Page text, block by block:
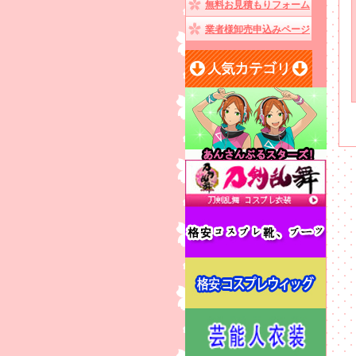
無料お見積もりフォーム
業者様卸売申込みページ